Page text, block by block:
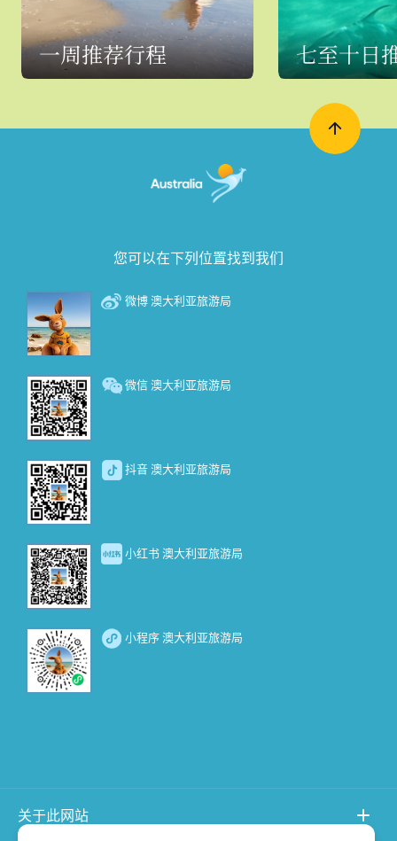
一周推荐行程 七至十日
您可以在下列位置找到我们
微博 澳大利亚旅游局
微信 澳大利亚旅游局
抖音 澳大利亚旅游局
小红书 澳大利亚旅游局
小程序 澳大利亚旅游局
关于此网站